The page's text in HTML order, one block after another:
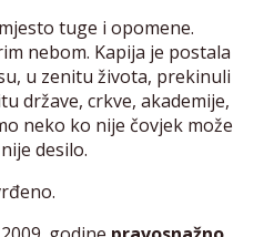
tuge i opomene.
nebom. Kapija je postala
u zenitu života, prekinuli
države, crkve, akademije,
neko ko nije čovjek može
desilo.